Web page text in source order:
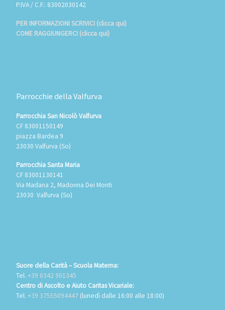
P.IVA / C.F.: 83002030142
PER INFORMAZIONI SCRIVICI (clicca qui)
COME RAGGIUNGERCI (clicca qui)
Parrocchie della Valfurva
Parrocchia San Nicolò Valfurva
CF 83001150149
piazza Bardea 9
23030 Valfurva (So)
Parrocchia Santa Maria
CF 83001130141
Via Madana 2, Madonna Dei Monti
23030 Valfurva (So)
Suore della Carità – Scuola Materna:
Tel. +39 0342 901345
Centro di Ascolto e Aiuto Caritas Vicariale:
Tel. +39 37555094447(lunedì dalle 16:00 alle 18:00)